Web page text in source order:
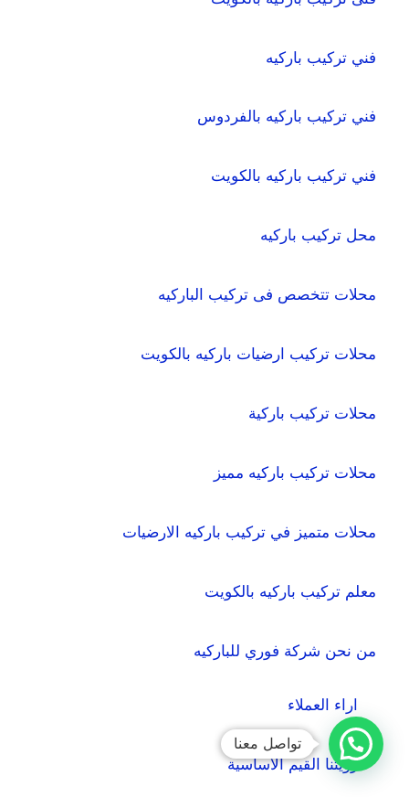
فني تركيب باركيه
فني تركيب باركيه بالفردوس
فني تركيب باركيه بالكويت
محل تركيب باركيه
محلات تتخصص فى تركيب الباركيه
محلات تركيب ارضيات باركيه بالكويت
محلات تركيب باركية
محلات تركيب باركيه مميز
محلات متميز في تركيب باركيه الارضيات
معلم تركيب باركيه بالكويت
من نحن شركة فوري للباركيه
اراء العملاء
رؤيتنا القيم الأساسية
تواصل معنا